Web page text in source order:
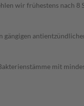
wir frühestens nach
mit